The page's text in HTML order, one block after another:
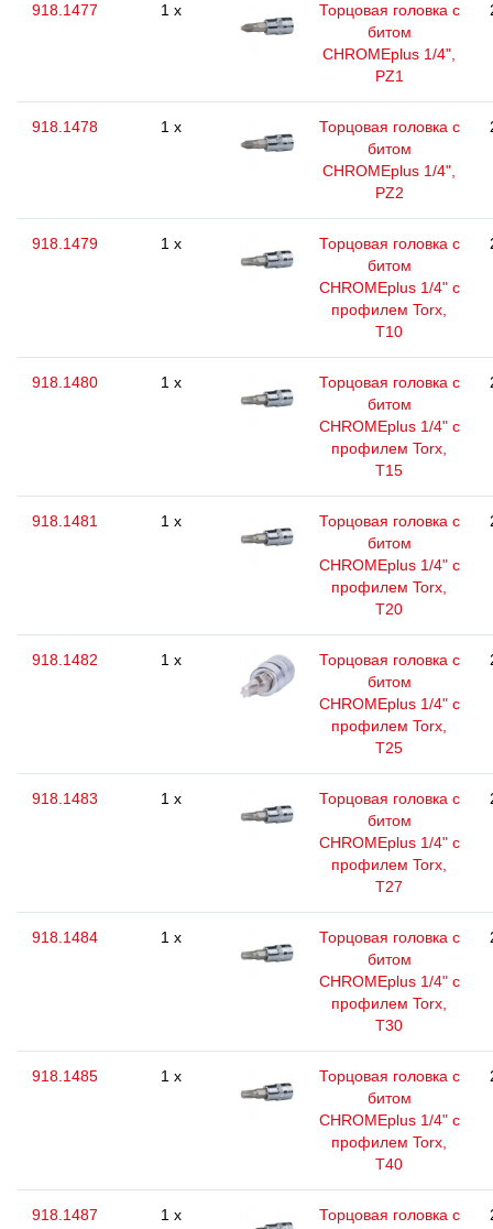
918.1477 1 x
Торцовая головка с
битом
CHROMEplus 1/4",
РZ1
918.1478 1 x
Торцовая головка с
битом
CHROMEplus 1/4",
РZ2
918.1479 1 x
Торцовая головка с
битом
CHROMEplus 1/4" с
профилем Torx,
T10
918.1480 1 x
Торцовая головка с
битом
CHROMEplus 1/4" с
профилем Torx,
T15
918.1481 1 x
Торцовая головка с
битом
CHROMEplus 1/4" с
профилем Torx,
T20
918.1482 1 x
Торцовая головка с
битом
CHROMEplus 1/4" с
профилем Torx,
T25
918.1483 1 x
Торцовая головка с
битом
CHROMEplus 1/4" с
профилем Torx,
T27
918.1484 1 x
Торцовая головка с
битом
CHROMEplus 1/4" с
профилем Torx,
T30
918.1485 1 x
Торцовая головка с
битом
CHROMEplus 1/4" с
профилем Torx,
T40
918.1487 1 x
Торцовая головка с